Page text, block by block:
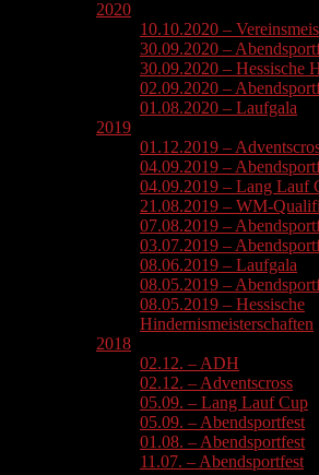
2020
10.10.2020 –
30.09.2020 –
30.09.2020 – Hessische
02.09.2020 –
01.08.2020 – Laufgala
2019
01.12.2019 –
04.09.2019 –
04.09.2019 – Lang Lauf
21.08.2019 – WM-
07.08.2019 –
03.07.2019 –
08.06.2019 – Laufgala
08.05.2019 –
08.05.2019 – Hessische
Hindernismeisterschaften
2018
02.12. – ADH
02.12. – Adventscross
05.09. – Lang Lauf Cup
05.09. – Abendsportfest
01.08. – Abendsportfest
11.07. – Abendsportfest